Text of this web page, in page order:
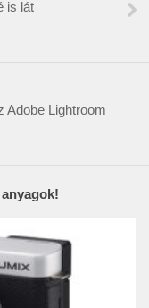
is lát
Adobe Lightroom